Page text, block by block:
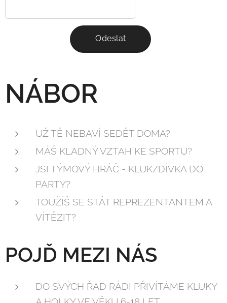
Odeslat
NÁBOR
UŽ TĚ NEBAVÍ SEDĚT DOMA?
MÁŠ KLADNÝ VZTAH KE SPORTU?
JSI TÝMOVÝ HRÁČ - KLUK/DÍVKA DO
PARTY?
TOUŽÍŠ SE STÁT REPREZENTANTEM A
VÍTĚZIT?
POJĎ MEZI NÁS
DO SVÝCH ŘAD RÁDI PŘIVÍTÁME KLUKY